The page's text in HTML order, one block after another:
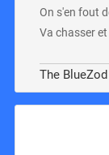
On s'en fout
Va chasser
The BlueZod